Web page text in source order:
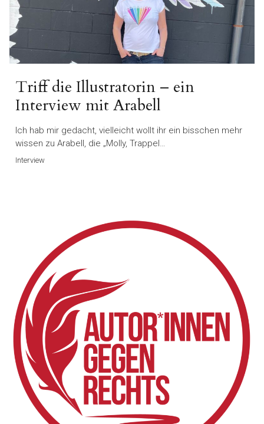
Triff die Illustratorin – ein
Interview mit Arabell
Ich hab mir gedacht, vielleicht wollt ihr ein bisschen mehr
wissen zu Arabell, die „Molly, Trappel…
Interview